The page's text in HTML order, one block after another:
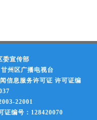
委宣传部
州区广播电视台
信息服务许可证 许可证编
22001
证编号：128420070